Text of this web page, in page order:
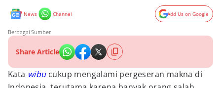
News Channel Add Us on Google
Berbagai Sumber
Share Article
Kata wibu cukup mengalami pergeseran makna di